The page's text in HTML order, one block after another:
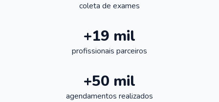
coleta de exames
+19 mil
profissionais parceiros
+50 mil
agendamentos realizados